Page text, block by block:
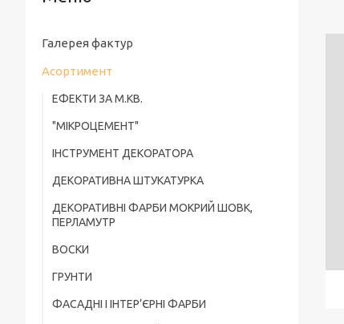
Галерея фактур
Асортимент
ЕФЕКТИ ЗА М.КВ.
"МІКРОЦЕМЕНТ"
ІНСТРУМЕНТ ДЕКОРАТОРА
ДЕКОРАТИВНА ШТУКАТУРКА
ДЕКОРАТИВНІ ФАРБИ МОКРИЙ ШОВК,
ПЕРЛАМУТР
ВОСКИ
ГРУНТИ
ФАСАДНІ І ІНТЕР’ЄРНІ ФАРБИ